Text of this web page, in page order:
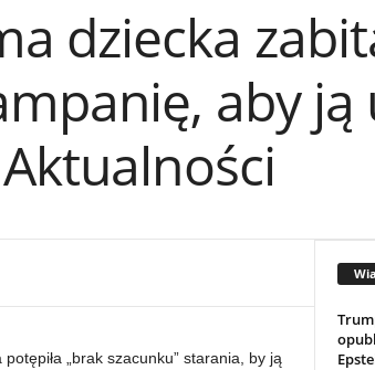
dziecka
aby
„brak szacunku” starania, by ją